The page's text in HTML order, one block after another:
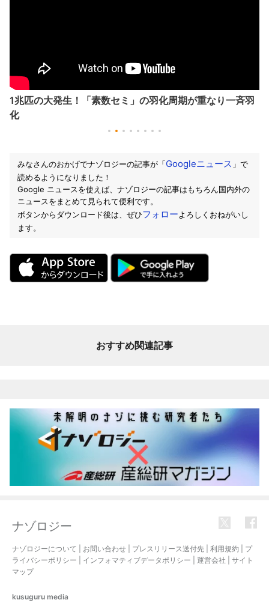
1兆匹の大発生！「素数セミ」の羽化周期が重なり一斉羽
化
みなさんのおかげでナゾロジーの記事が「Googleニュース 」で
読めるようになりました！
Google ニュースを使えば、ナゾロジーの記事はもちろん国内外の
ニュースをまとめて見られて便利です。
ボタンからダウンロード後は、ぜひフォローよろしくおねがいし
ます。
おすすめ関連記事
ナゾロジー
ナゾロジーについて お問い合わせ プレスリリース送付先 利用規約
プ
ライバシーポリシー
インフォマティブデータポリシー 運営会社
サイト
マップ
kusuguru media